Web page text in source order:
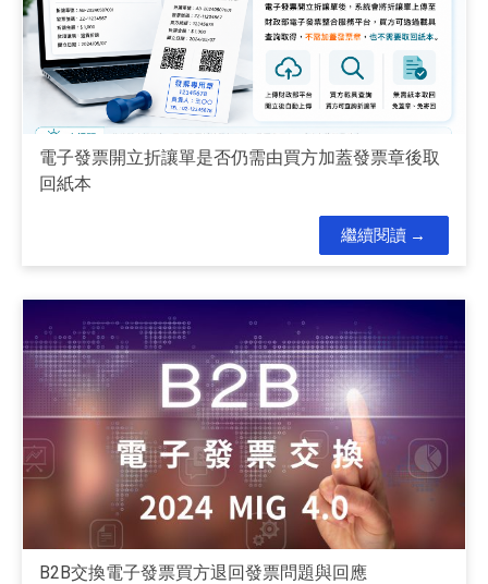
電子發票開立折讓單是否仍需由買方加蓋發票章後取
回紙本
繼續閱讀
B2B交換電子發票買方退回發票問題與回應